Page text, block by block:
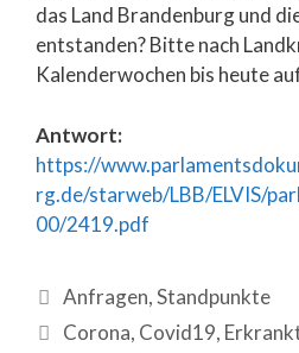
das Land Brandenburg und
entstanden? Bitte nach
Kalenderwochen bis heute
Antwort:
https://
rg.de/starweb/LBB/ELVIS/
00/2419.pdf
Anfragen,Standpunkte
Corona, Covid19,